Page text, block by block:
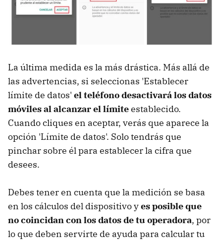
La última medida es la más drástica. Más allá de
las advertencias, si seleccionas 'Establecer
límite de datos' el teléfono desactivará los datos
móviles al alcanzar el límiteestablecido.
Cuando cliques en aceptar, verás que aparece la
opción 'Límite de datos'. Solo tendrás que
pinchar sobre él para establecer la cifra que
desees.
Debes tener en cuenta que la medición se basa
en los cálculos del dispositivo yes posible que
no coincidan con los datos de tu operadora, por
lo que deben servirte de ayuda para calcular tu